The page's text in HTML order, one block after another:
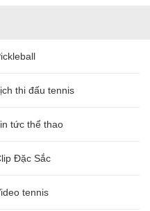
thi đấu tennis
tức thể thao
Đặc Sắc
tennis